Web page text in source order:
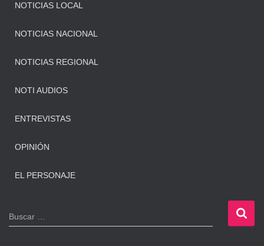
NOTICIAS LOCAL
NOTICIAS NACIONAL
NOTICIAS REGIONAL
NOTI AUDIOS
ENTREVISTAS
OPINIÓN
EL PERSONAJE
B
u
Buscar …